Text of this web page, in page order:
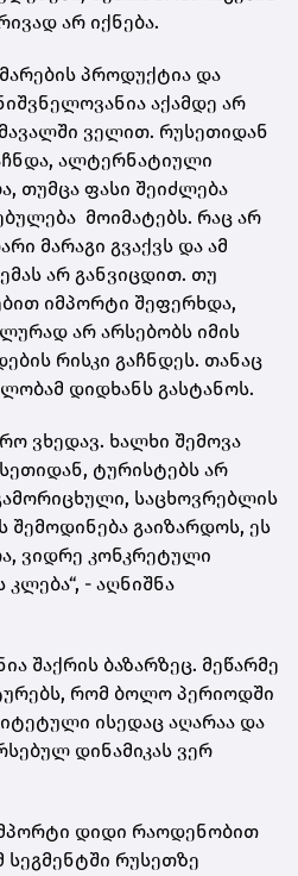
არ იქნება.
პროდუქტია და
აქამდე არ
ველით. რუსეთიდან
ალტერნატიული
თუმცა ფასი შეიძლება
მოიმატებს. რაც არ
მარაგი გვაქვს და ამ
არ განვიცდით. თუ
იმპორტი შეფერხდა,
არ არსებობს იმის
რისკი გაჩნდეს. თანაც
დიდხანს გასტანოს.
ვხედავ. ხალხი შემოვა
ტურისტებს არ
საცხოვრებლის
შემოდინება გაიზარდოს, ეს
ვიდრე კონკრეტული
- აღნიშნა
შაქრის ბაზარზეც. მეწარმე
რომ ბოლო პერიოდში
ისედაც აღარაა და
დინამიკას ვერ
დიდი რაოდენობით
რუსეთზე